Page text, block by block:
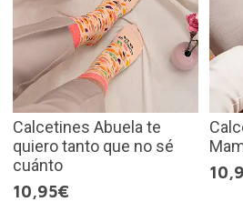
Calcetines Abuela te
quiero tanto que no sé
cuánto
10,95€